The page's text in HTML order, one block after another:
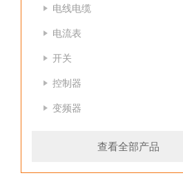
电线电缆
电流表
开关
控制器
变频器
查看全部产品